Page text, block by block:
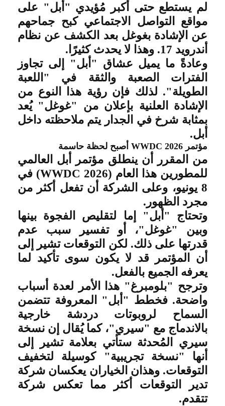
لم يستطع حتى أكبر مُؤيدي "أبل" على
مواقع التواصل الاجتماعي كبح جماحهم
عن الإشادة بغوغل بعد الكشف عن نظام
أندرويد 17. وهذا لا يحدث كثيرًا
.
وعادةً ما يميل عشاق "أبل" إلى تجاوز
الفترات الصعبة والثقة في "اللعبة
الطويلة". لذلك فإن رؤية هذا النوع من
الإشادة العلنية بإعلان من "غوغل" يُعد
بمثابة شرخ في الجدار يتم ملاحظته داخل
أبل.
مؤتمر WWDC 2026 أصبح لحظة حاسمة
من المقرر أن ينطلق مؤتمر أبل العالمي
للمطورين هذا العام (WWDC 2026) في
8 يونيو، وعلى الشركة أن تفعل أكثر من
مجرد الظهور .
وتحتاج "أبل" إما لتقليص الفجوة بينها
وبين "غوغل"، أو تفسير سبب عدم
قدرتها على ذلك. لكن التوقعات تشير إلى
أن المؤتمر قد لا يكون سوى تأكيد لما
يعرفه الجميع بالفعل.
وترجح "بلومبرغ" هذا الأمر لعدة أسباب
واضحة. فخطط "أبل" المعروفة تتضمن
السماح لروبوتات دردشة خارجية
بالاندماج مع "سيري"، كما يُقال إن نسخة
سيري المُحدثة ستأتي بعلامة تشير إلى
أنها "نسخة تجريبية" كوسيلة لتخفيف
التوقعات. وهذان الخياران يعكسان شركة
تدير التوقعات أكثر مما تعكس شركة
تتقدم.